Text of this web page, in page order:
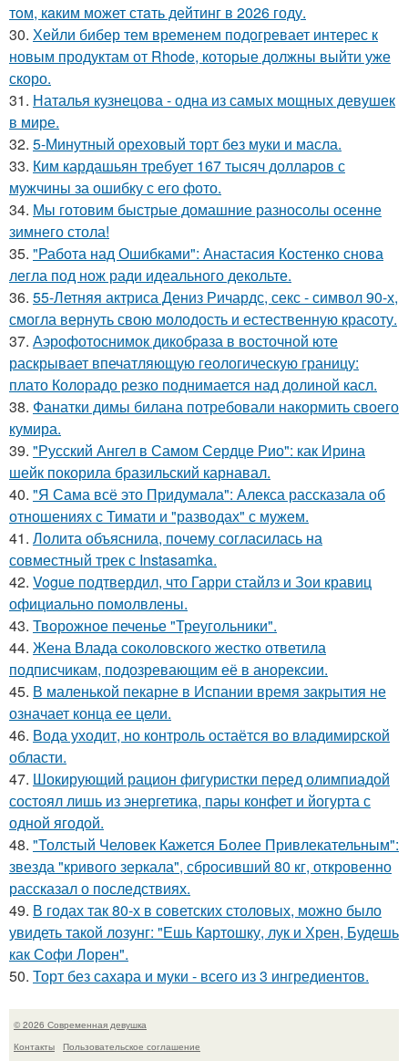
тoм, кaким может стaть дейтинг в 2026 году.
30. Хейли бибер тем временем подогревает интерес к
новым продуктам от Rhode, которые должны выйти уже
скоро.
31. Наталья кузнецова - одна из самых мощных девушек
в мире.
32. 5-Минутный ореховый торт без муки и масла.
33. Ким кардашьян требует 167 тысяч долларов с
мужчины за ошибку с его фото.
34. Мы готовим быстрые домашние разносолы осенне
зимнего стола!
35. "Работа над Ошибками": Анастасия Костенко снова
легла под нож ради идеального декольте.
36. 55-Летняя актриса Дениз Ричардс, секс - символ 90-х,
смогла вернуть свою молодость и естественную красоту.
37. Аэрофотоснимок дикобpaза в восточной юте
раскрывает впечатляющую геологическую границу:
плато Колорадо резко поднимается над долиной касл.
38. Фанатки димы билана потребовали накормить своего
кумира.
39. "Русский Ангел в Самом Сердце Рио": как Ирина
шейк покорила бразильский карнавал.
40. "Я Сама всё это Придумала": Алекса рассказала об
отношениях с Тимати и "разводах" с мужем.
41. Лолита объяснила, почему согласилась на
совместный трек с Instasamka.
42. Vogue подтвердил, что Гарри стайлз и Зои кравиц
официально помолвлены.
43. Творожное печенье "Треугольники".
44. Жена Влада соколовского жестко ответила
подписчикам, подозревающим её в анорексии.
45. В маленькой пекарне в Испании время закрытия не
означает конца ее цели.
46. Вода уходит, но контроль остаётся во владимирской
области.
47. Шокирующий рацион фигуристки перед олимпиадой
состоял лишь из энергетика, пары конфет и йогурта с
одной ягодой.
48. "Толстый Человек Кажется Более Привлекательным":
звезда "кривого зеркала", сбросивший 80 кг, откровенно
рассказал о последствиях.
49. В годах так 80-х в советских столовых, можно было
увидеть такой лозунг: "Ешь Картошку, лук и Хрен, Будешь
как Софи Лорен".
50. Торт без сахара и муки - всего из 3 ингредиентов.
© 2026 Современная девушка
Контакты
Пользовательское соглашение